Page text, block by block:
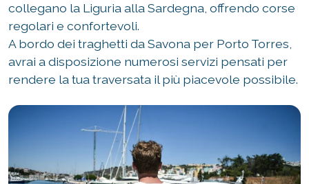
collegano la Liguria alla Sardegna, offrendo corse
regolari e confortevoli.
A bordo dei traghetti da Savona per Porto Torres,
avrai a disposizione numerosi servizi pensati per
rendere la tua traversata il più piacevole possibile.